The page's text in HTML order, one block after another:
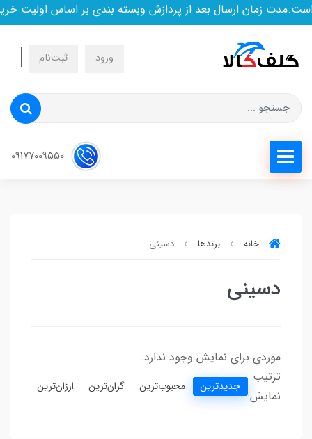
زمان ارسال بعد از پردازش وبسته بندی بر اساس اولیت
ورود ثبت‌نام
خانه برندها دسینی
دسینی
موردی برای نمایش وجود ندارد.
ترتیب
نمایش:
جدیدترین محبوب‌ترین گران‌ترین ارزان‌ترین